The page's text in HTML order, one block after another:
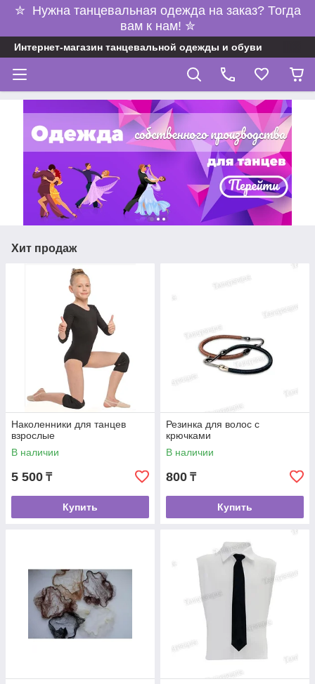
✮ Нужна танцевальная одежда на заказ? Тогда
вам к нам! ✮
Интернет-магазин танцевальной одежды и обуви
Хит продаж
Наколенники для танцев
взрослые
В наличии
5 500 ₸
Купить
Резинка для волос с
крючками
В наличии
800 ₸
Купить